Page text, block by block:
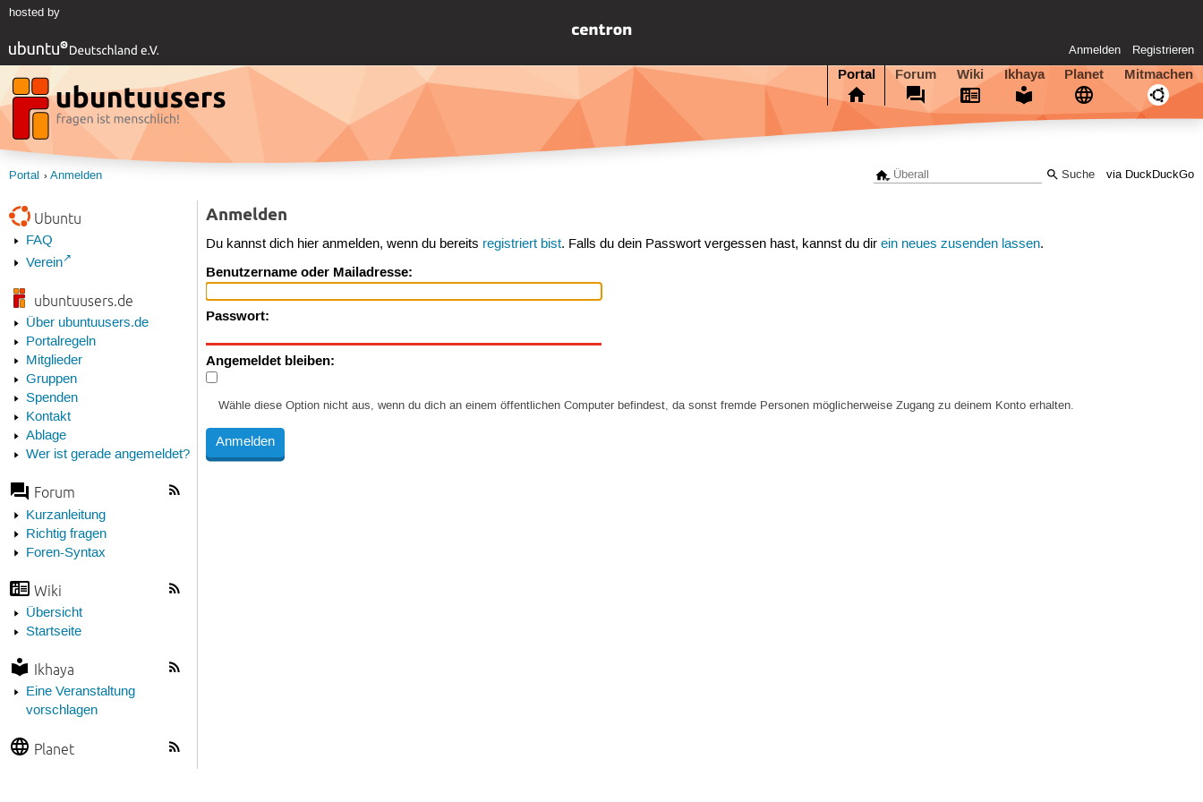
hosted by
Anmelden Registrieren
Portal Forum Wiki Ikhaya Planet Mitmachen
via DuckDuckGo
Portal Anmelden
Ubuntu
FAQ
Verein
ubuntuusers.de
Über ubuntuusers.de
Portalregeln
Mitglieder
Gruppen
Spenden
Kontakt
Ablage
Wer ist gerade angemeldet?
Forum
Kurzanleitung
Richtig fragen
Foren-Syntax
Wiki
Übersicht
Startseite
Ikhaya
Eine Veranstaltung
vorschlagen
Planet
Anmelden
Du kannst dich hier anmelden, wenn du bereits registriert bist. Falls du dein Passwort vergessen hast, kannst du direin neues zusenden lassen.
Benutzername oder Mailadresse:
Passwort:
Angemeldet bleiben:
Wähle diese Option nicht aus, wenn du dich an einem öffentlichen Computer befindest, da sonst fremde Personen möglicherweise Zugang zu deinem Konto erhalten.